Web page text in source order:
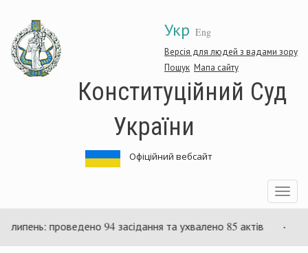
основного
матеріалу
Укр Eng
Версія для людей з вадами зору
Пошук Мапа сайту
Конституційний Суд
України
Офіційний вебсайт
Toggle
проведено 94 засідання та ухвалено 85 актів Суд